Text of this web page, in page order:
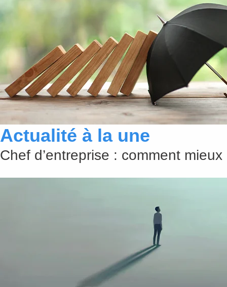
Actualité à la une
Chef d’entreprise : comment